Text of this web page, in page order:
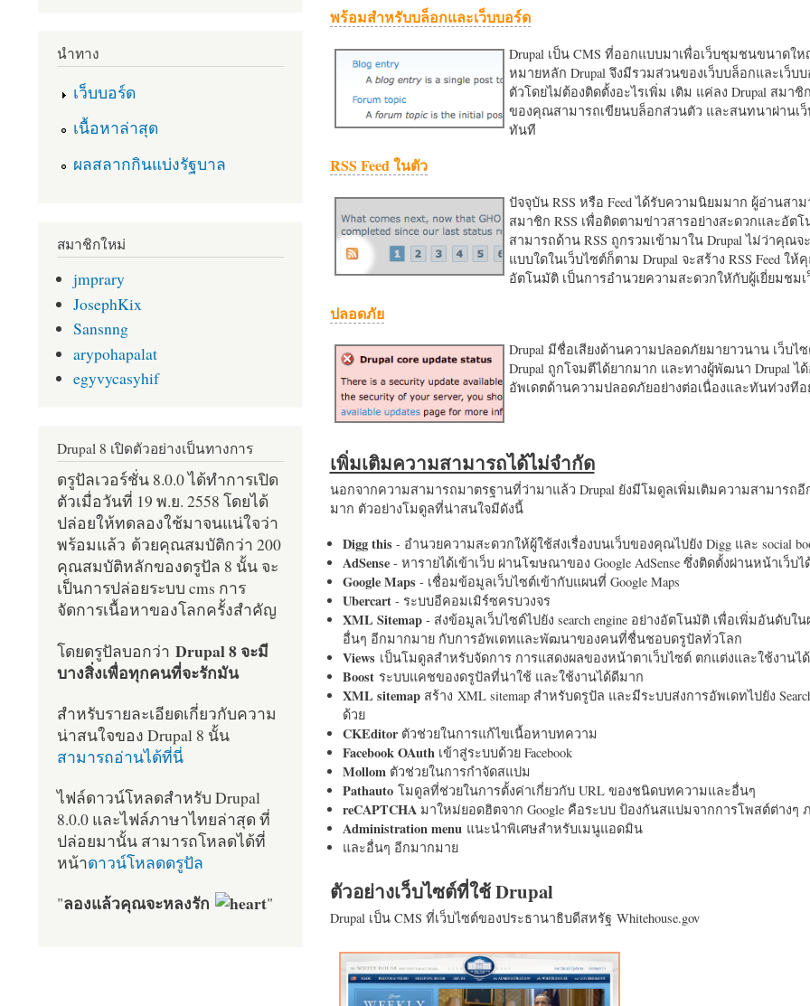
พร้อมสำหรับบล็อกและเว็บบอร์ด
Drupal เป็น CMS ที่ออกแบบมาเพื่อเว็บชุมชนขนาดให
หมายหลัก Drupal จึงมีรวมส่วนของเว็บบล็อกและเว็บ
ตัวโดยไม่ต้องติดตั้งอะไรเพิ่ม เติม แค่ลง Drupal สมาชิ
ของคุณสามารถเขียนบล็อกส่วนตัว และสนทนาผ่านเว็
ทันที
RSS Feed ในตัว
ปัจจุบัน RSS หรือ Feed ได้รับความนิยมมาก ผู้อ่านสา
สมาชิก RSS เพื่อติดตามข่าวสารอย่างสะดวกและอัต
สามารถด้าน RSS ถูกรวมเข้ามาใน Drupal ไม่ว่าคุณจ
แบบใดในเว็บไซต์ก็ตาม Drupal จะสร้าง RSS Feed ให้
อัตโนมัติ เป็นการอำนวยความสะดวกใหักับผู้เยี่ยมชม
ปลอดภัย
Drupal มีชื่อเสียงด้านความปลอดภัยมายาวนาน เว็บไ
Drupal ถูกโจมตีได้ยากมาก และทางผู้พัฒนา Drupal ไ
อัพเดตด้านความปลอดภัยอย่างต่อเนื่องและทันท่วงทีอ
เพิ่มเติมความสามารถได้ไม่จำกัด
นอกจากความสามารถมาตรฐานที่ว่ามาแล้ว Drupal ยังมีโมดูลเพิ่มเติมความสามารถอี
มาก ตัวอย่างโมดูลที่น่าสนใจมีดังนี้
Digg this- อำนวยความสะดวกให้ผู้ใช้ส่งเรื่องบนเว็บของคุณไปยัง Digg และ social
AdSense- หารายได้เข้าเว็บ ผ่านโฆษณาของ Google AdSense ซึ่งติดตั้งผ่านหน้าเว็บไ
Google Maps- เชื่อมข้อมูลเว็บไซต์เข้ากับแผนที่ Google Maps
Ubercart- ระบบอีคอมเมิร์ซครบวงจร
XML Sitemap- ส่งข้อมูลเว็บไซต์ไปยัง search engine อย่างอัตโนมัติ เพื่อเพิ่มอันดับใ
อื่นๆ อีกมากมาย กับการอัพเดทและพัฒนาของคนที่ชื่นชอบดรูปัลทั่วโลก
Views เป็นโมดูลสำหรับจัดการ การแสดงผลของหน้าตาเว็บไซต์ ตกแต่งและใช้งานไ
Boost ระบบแคชของดรูปัลที่น่าใช้ และใช้งานได้ดีมาก
XML sitemapสร้าง XML sitemap สำหรับดรูปัล และมีระบบส่งการอัพเดทไปยัง
ด้วย
CKEditorตัวช่วยในการแก้ไขเนื้อหาบทความ
Facebook OAuth เข้าสู่ระบบด้วย Facebook
Mollom ตัวช่วยในการกำจัดสแปม
Pathautoโมดูลที่ช่วยในการตั้งค่าเกี่ยวกับ URL ของชนิดบทความและอื่นๆ
reCAPTCHA มาใหม่ยอดฮิตจาก Google คือระบบ ป้องกันสแปมจากการโพสต์ต่างๆ
Administration menu แนะนำพิเศษสำหรับเมนูแอดมิน
และอื่นๆ อีกมากมาย
ตัวอย่างเว็บไซต์ที่ใช้ Drupal
Drupal เป็น CMS ที่เว็บไซต์ของประธานาธิบดีสหรัฐ Whitehouse.gov
นำทาง
เว็บบอร์ด
เนื้อหาล่าสุด
ผลสลากกินแบ่งรัฐบาล
สมาชิกใหม่
jmprary
JosephKix
Sansnng
arypohapalat
egyvycasyhif
Drupal 8 เปิดตัวอย่างเป็นทางการ
ดรูปัลเวอร์ชั่น 8.0.0 ได้ทำการเปิด
ตัวเมื่อวันที่ 19 พ.ย. 2558 โดยได้
ปล่อยให้ทดลองใช้มาจนแน่ใจว่า
พร้อมแล้ว ด้วยคุณสมบัติกว่า 200
คุณสมบัติหลักของดรูปัล 8 นั้น จะ
เป็นการปล่อยระบบ cms การ
จัดการเนื้อหาของโลกครั้งสำคัญ
โดยดรูปัลบอกว่า Drupal 8 จะมี
บางสิ่งเพื่อทุกคนที่จะรักมัน
สำหรับรายละเอียดเกี่ยวกับความ
น่าสนใจของ Drupal 8 นั้น
สามารถอ่านได้ที่นี่
ไฟล์ดาวน์โหลดสำหรับ Drupal
8.0.0 และไฟล์ภาษาไทยล่าสุด ที่
ปล่อยมานั้น สามารถโหลดได้ที่
หน้าดาวน์โหลดดรูปัล
"ลองแล้วคุณจะหลงรัก "